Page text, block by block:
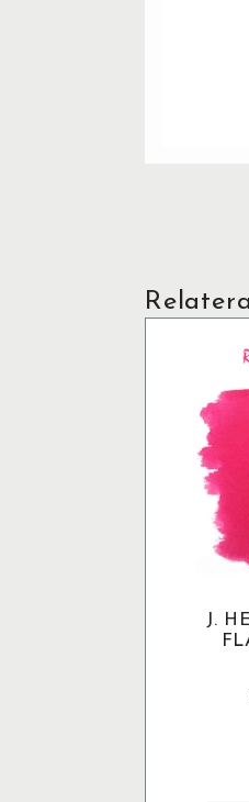
J.